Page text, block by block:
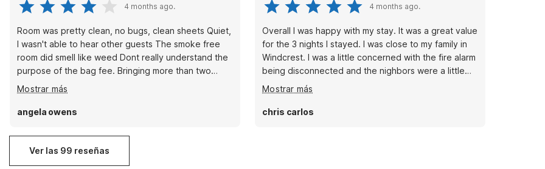
4 months ago.
Room was pretty clean, no bugs, clean sheets Quiet,
I wasn't able to hear other guests The smoke free
room did smell like weed Dont really understand the
purpose of the bag fee. Bringing more than two
bags in has a fee. Ac worked well, and the water
gets hot. The microwave is in the check in area, not
in the room. No fridge. Overall, pretty good for the
booking.
Mostrar más
angela owens
4 months ago.
Overall I was happy with my stay. It was a great value
for the 3 nights I stayed. I was close to my family in
Windcrest. I was a little concerned with the fire alarm
being disconnected and the nighbors were a little
noisy. But I didn't have any issues with the service
other than that. The room was clean and the bed
was decent and there was basic cable to watch. I
Mostrar más
chris carlos
Ver las 99 reseñas